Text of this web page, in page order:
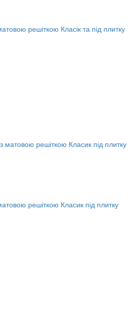
решіткою Класік та під плитку
решіткою Класик під плитку